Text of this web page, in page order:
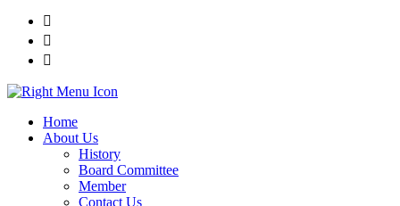
© Copyright 2008 by Thai Feed Mill Association
Home
About Us
History
Board Committee